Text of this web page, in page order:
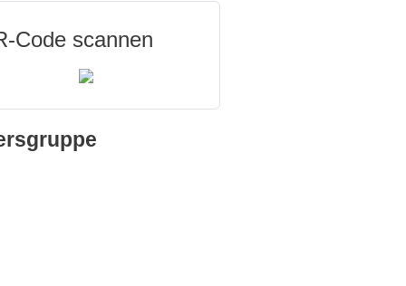
Code scannen